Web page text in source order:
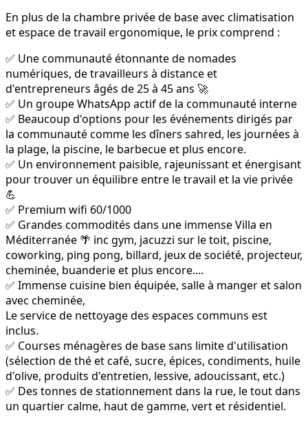
En plus de la chambre privée de base avec climatisation
et espace de travail ergonomique, le prix comprend :
✅ Une communauté étonnante de nomades
numériques, de travailleurs à distance et
d'entrepreneurs âgés de 25 à 45 ans 🚀
✅ Un groupe WhatsApp actif de la communauté interne
✅ Beaucoup d'options pour les événements dirigés par
la communauté comme les dîners sahred, les journées à
la plage, la piscine, le barbecue et plus encore.
✅ Un environnement paisible, rajeunissant et énergisant
pour trouver un équilibre entre le travail et la vie privée
💪
✅ Premium wifi 60/1000
✅ Grandes commodités dans une immense Villa en
Méditerranée 🌴 inc gym, jacuzzi sur le toit, piscine,
coworking, ping pong, billard, jeux de société, projecteur,
cheminée, buanderie et plus encore....
✅ Immense cuisine bien équipée, salle à manger et salon
avec cheminée,
Le service de nettoyage des espaces communs est
inclus.
✅ Courses ménagères de base sans limite d'utilisation
(sélection de thé et café, sucre, épices, condiments, huile
d'olive, produits d'entretien, lessive, adoucissant, etc.)
✅ Des tonnes de stationnement dans la rue, le tout dans
un quartier calme, haut de gamme, vert et résidentiel.